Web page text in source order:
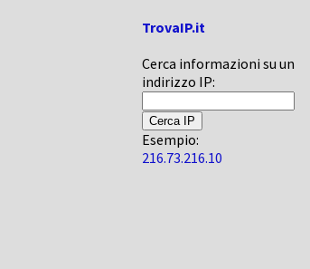
TrovaIP.it
Cerca informazioni su un
indirizzo IP:
Esempio:
216.73.216.10